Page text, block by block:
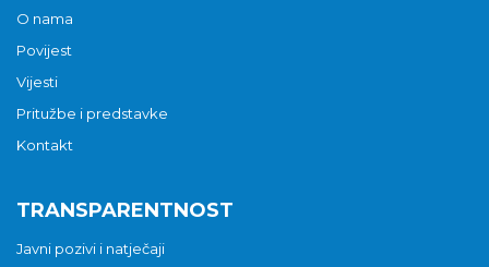
O nama
Povijest
Vijesti
Pritužbe i predstavke
Kontakt
TRANSPARENTNOST
Javni pozivi i natječaji